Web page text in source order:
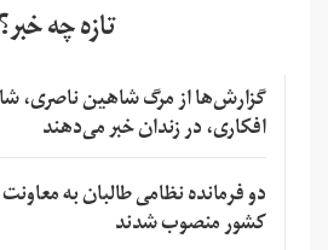
تازه چه خبر؟
گزارش‌ها از مرگ شاهین ناصری،
افکاری، در زندان خبر می‌دهند
دو فرمانده نظامی طالبان به
کشور منصوب شدند